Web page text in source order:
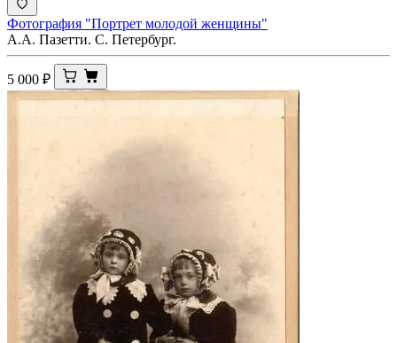
Фотография "Портрет молодой женщины"
А.А. Пазетти. С. Петербург.
5 000 ₽